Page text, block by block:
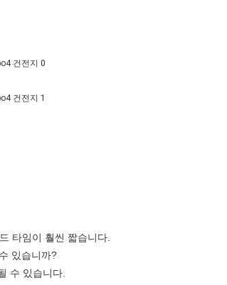
타임이 훨씬 짧습니다.
있습니까?
수 있습니다.